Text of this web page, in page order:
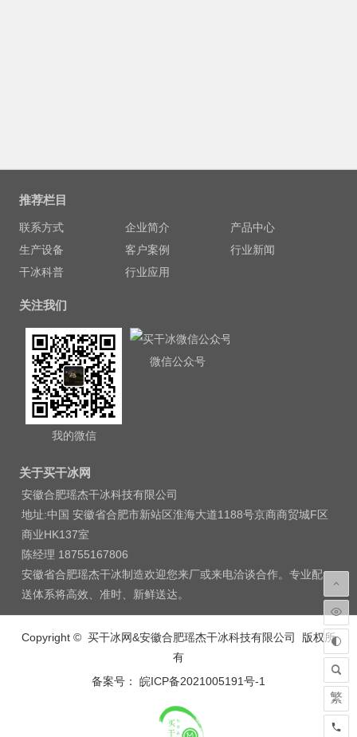
推荐栏目
联系方式 企业简介
产品中心
生产设备
客户案例
行业新闻
干冰科普
行业应用
关注我们
我的微信
微信公众号
关于买干冰网
安徽合肥瑶杰干冰科技有限公司
地址:中国 安徽省合肥市新站区淮海大道1188号京商商贸城F区
商业HK137室
陈经理 18755167806
安徽省合肥瑶杰干冰制造欢迎您来厂或来电洽谈合作。专业配
送体系将高效、准时、新鲜送达。
Copyright © 买干冰网&安徽合肥瑶杰干冰科技有限公司 版权所
有
备案号： 皖ICP备2021005191号-1
繁